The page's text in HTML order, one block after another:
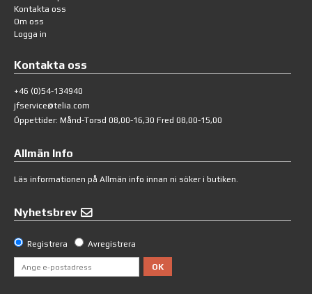
Kontakta oss
Om oss
Logga in
Kontakta oss
+46 (0)54-134940
jfservice@telia.com
Öppettider: Månd-Torsd 08,00-16,30 Fred 08,00-15,00
Allmän Info
Läs informationen på Allmän info innan ni söker i butiken.
Nyhetsbrev
Registrera Avregistrera
OK